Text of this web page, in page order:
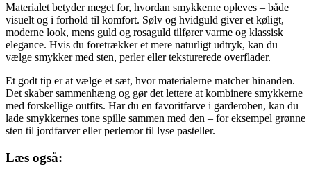
Materialet betyder meget for, hvordan smykkerne opleves – både
visuelt og i forhold til komfort. Sølv og hvidguld giver et køligt,
moderne look, mens guld og rosaguld tilfører varme og klassisk
elegance. Hvis du foretrækker et mere naturligt udtryk, kan du
vælge smykker med sten, perler eller teksturerede overflader.
Et godt tip er at vælge et sæt, hvor materialerne matcher hinanden.
Det skaber sammenhæng og gør det lettere at kombinere smykkerne
med forskellige outfits. Har du en favoritfarve i garderoben, kan du
lade smykkernes tone spille sammen med den – for eksempel grønne
sten til jordfarver eller perlemor til lyse pasteller.
Læs også: